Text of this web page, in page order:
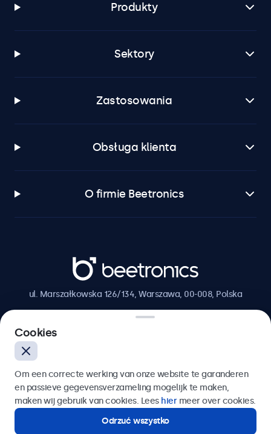
Produkty
Sektory
Zastosowania
Obsługa klienta
O firmie Beetronics
Beetronics
ul. Marszałkowska 126/134, Warszawa, 00-008, Polska
Polski
Cookies
Om een correcte werking van onze website te garanderen
en passieve gegevensverzameling mogelijk te maken,
maken wij gebruik van cookies. Lees hiermeer over cookies.
Odrzuć wszystko